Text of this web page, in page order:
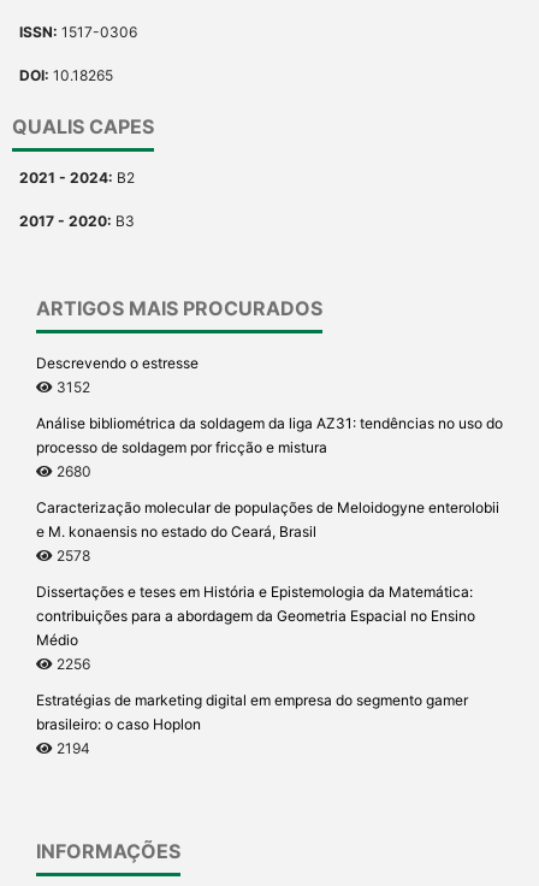
ISSN: 1517-0306
DOI: 10.18265
QUALIS CAPES
2021 - 2024: B2
2017 - 2020: B3
ARTIGOS MAIS PROCURADOS
Descrevendo o estresse
3152
Análise bibliométrica da soldagem da liga AZ31: tendências no uso do
processo de soldagem por fricção e mistura
2680
Caracterização molecular de populações de Meloidogyne enterolobii
e M. konaensis no estado do Ceará, Brasil
2578
Dissertações e teses em História e Epistemologia da Matemática:
contribuições para a abordagem da Geometria Espacial no Ensino
Médio
2256
Estratégias de marketing digital em empresa do segmento gamer
brasileiro: o caso Hoplon
2194
INFORMAÇÕES